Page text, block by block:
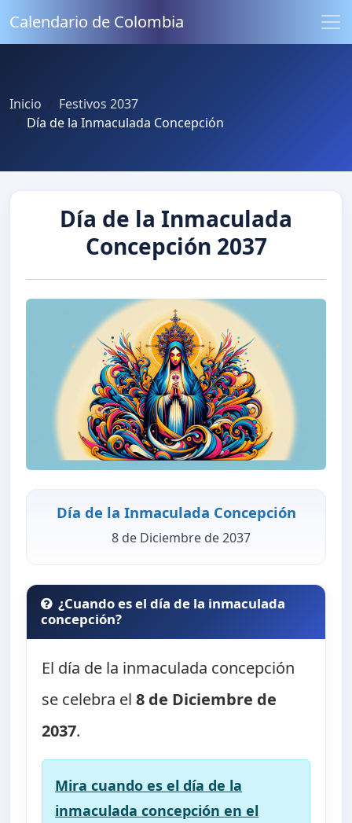
Calendario de Colombia
Inicio
Festivos 2037
Día de la Inmaculada Concepción
Día de la Inmaculada
Concepción 2037
Día de la Inmaculada Concepción
8 de Diciembre de 2037
¿Cuando es el día de la inmaculada
concepción?
El día de la inmaculada concepción
se celebra el8 de Diciembre de
2037.
Mira cuando es el día de la
inmaculada concepción en el